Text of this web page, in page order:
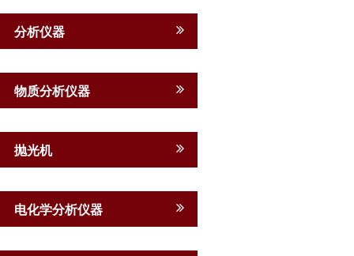
分析仪器
物质分析仪器
抛光机
电化学分析仪器